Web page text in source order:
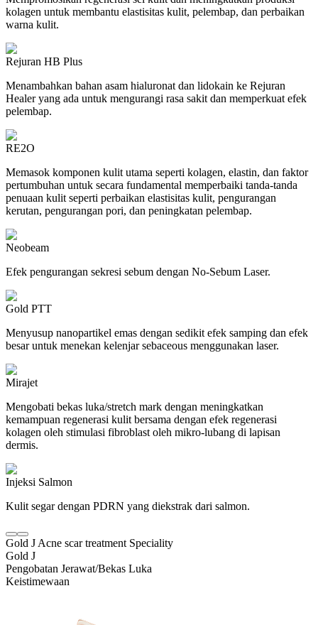
kolagen untuk membantu elastisitas kulit, pelembap, dan perbaikan
warna kulit.
Rejuran HB Plus
Menambahkan bahan asam hialuronat dan lidokain ke Rejuran
Healer yang ada untuk mengurangi rasa sakit dan memperkuat efek
pelembap.
RE2O
Memasok komponen kulit utama seperti kolagen, elastin, dan faktor
pertumbuhan untuk secara fundamental memperbaiki tanda-tanda
penuaan kulit seperti perbaikan elastisitas kulit, pengurangan
kerutan, pengurangan pori, dan peningkatan pelembap.
Neobeam
Efek pengurangan sekresi sebum dengan No-Sebum Laser.
Gold PTT
Menyusup nanopartikel emas dengan sedikit efek samping dan efek
besar untuk menekan kelenjar sebaceous menggunakan laser.
Mirajet
Mengobati bekas luka/stretch mark dengan meningkatkan
kemampuan regenerasi kulit bersama dengan efek regenerasi
kolagen oleh stimulasi fibroblast oleh mikro-lubang di lapisan
dermis.
Injeksi Salmon
Kulit segar dengan PDRN yang diekstrak dari salmon.
Gold J Acne scar treatment Speciality
Gold J
Pengobatan Jerawat/Bekas Luka
Keistimewaan